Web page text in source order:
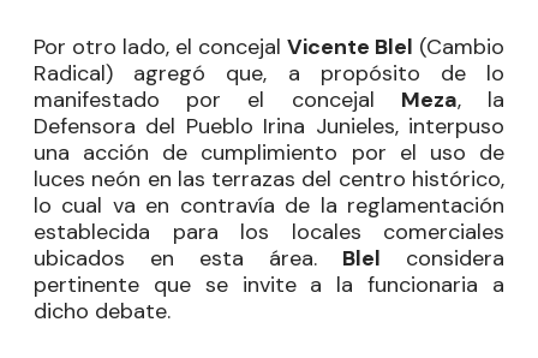
Por otro lado, el concejal Vicente Blel (Cambio
Radical) agregó que, a propósito de lo
manifestado por el concejal
Meza, la
Defensora del Pueblo Irina Junieles, interpuso
una acción de cumplimiento por el uso de
luces neón en las terrazas del centro histórico,
lo cual va en contravía de la reglamentación
establecida para los locales comerciales
ubicados en esta área.
Blel
considera
pertinente que se invite a la funcionaria a
dicho debate.